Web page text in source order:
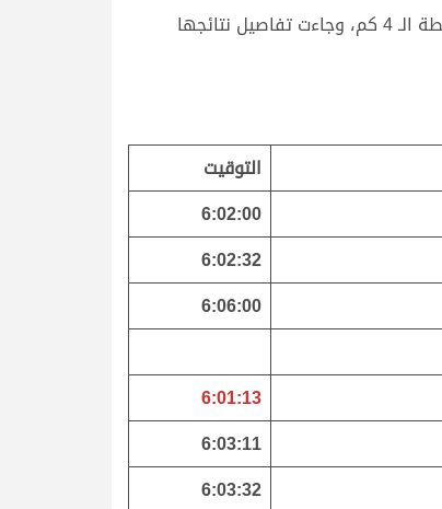
وتوالت انطلاقات الحقايق العامة صباح اليوم على مدار 25 شوطاً، خصصت 15 منها للبكار و10 للقعدان، جرت جميعها من نقطة الـ 4 كم، وجاءت تفاصيل نتائجها
التوقيت
6:02:00
6:02:32
6:06:00
6:01:13
6:03:11
6:03:32